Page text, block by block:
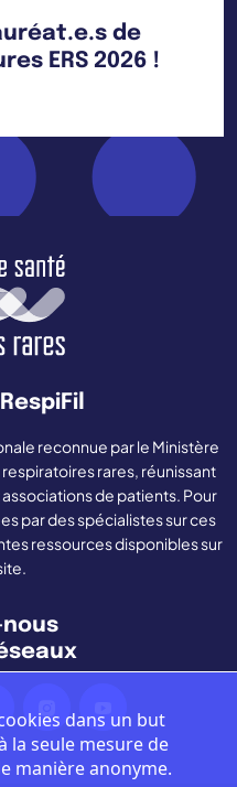
de
ERS 2026 !
reconnue par le Ministère
rares, réunissant
de patients. Pour
par des spécialistes sur ces
ressources disponibles sur
dans un but
la seule mesure de
manière anonyme.